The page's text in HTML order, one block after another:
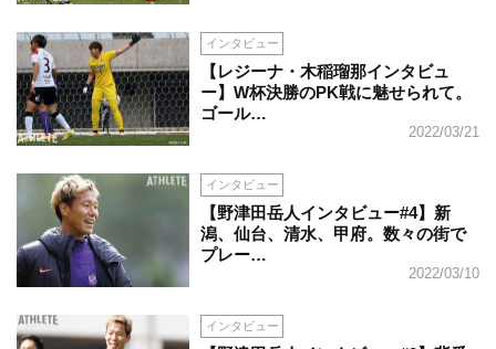
インタビュー
【レジーナ・木稲瑠那インタビュ
ー】W杯決勝のPK戦に魅せられて。
ゴール…
2022/03/21
インタビュー
【野津田岳人インタビュー#4】新
潟、仙台、清水、甲府。数々の街で
プレー…
2022/03/10
インタビュー